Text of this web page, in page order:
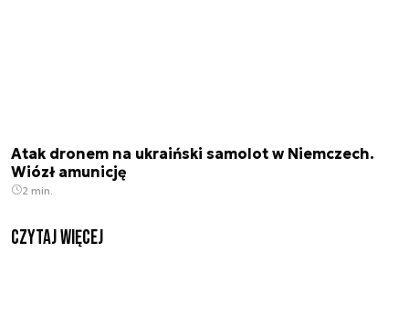
Atak dronem na ukraiński samolot w Niemczech.
Wiózł amunicję
2 min.
czytaj więcej